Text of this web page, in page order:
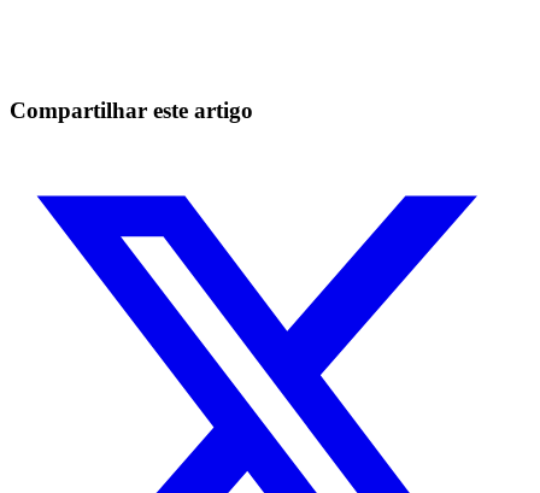
Compartilhar este artigo